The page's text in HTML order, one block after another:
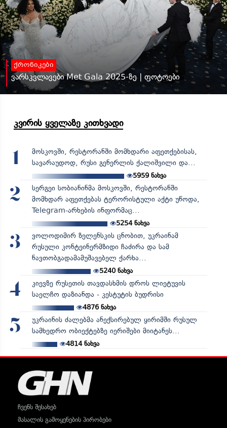
ქრონიკები
ვარსკვლავები Met Gala 2025-ზე | ფოტოები
კვირის ყველაზე კითხვადი
1
მოსკოვში, რესტორანში მომხდარი აფეთქებისას,
სავარაუდოდ, რუსი გენერლის ქალიშვილი და...
5959 ნახვა
2
სერგეი სობიანინმა მოსკოვში, რესტორანში
მომხდარ აფეთქებას ტერორისტული აქტი უწოდა,
Telegram-არხების ინფორმაც...
5254ნახვა
3
ვოლოდიმირ ზელენსკის ცნობით, უკრაინამ
რუსული კონტეინერმზიდი ჩაძირა და სამ
ნავთობგადამამუშავებელ ქარხა...
5240ნახვა
4
კიევზე რუსეთის თავდასხმის დროს ლიეტუვის
საელჩო დაზიანდა - კესტუტის ბუდრისი
4876ნახვა
5
უკრაინის ძალებმა ანექსირებულ ყირიმში რუსულ
სამხედრო ობიექტებზე იერიშები მიიტანეს...
4814ნახვა
ჩვენს შესახებ
მასალის გამოყენების პირობები